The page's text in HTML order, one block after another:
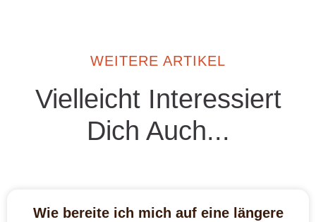
WEITERE ARTIKEL
Vielleicht Interessiert
Dich Auch...
Wie bereite ich mich auf eine längere